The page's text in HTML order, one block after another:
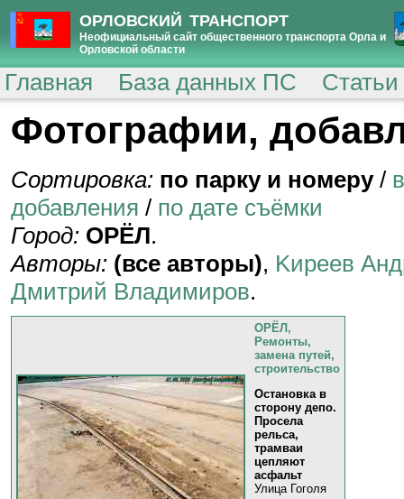
ОРЛОВСКИЙ ТРАНСПОРТ
Неофициальный сайт общественного транспорта Орла и
Орловской области
Главная База данных ПС
Фотографии,
Сортировка: по парку и номеру/
добавления / по дате съёмки
Город: ОРЁЛ.
Авторы: (все авторы), Kиpeeв
Дмитрий Владимиров.
ОРЁЛ,
Ремонты,
замена путей,
строительство
Остановка в
сторону депо.
Просела
рельса,
трамваи
цепляют
асфальт
Улица Гоголя